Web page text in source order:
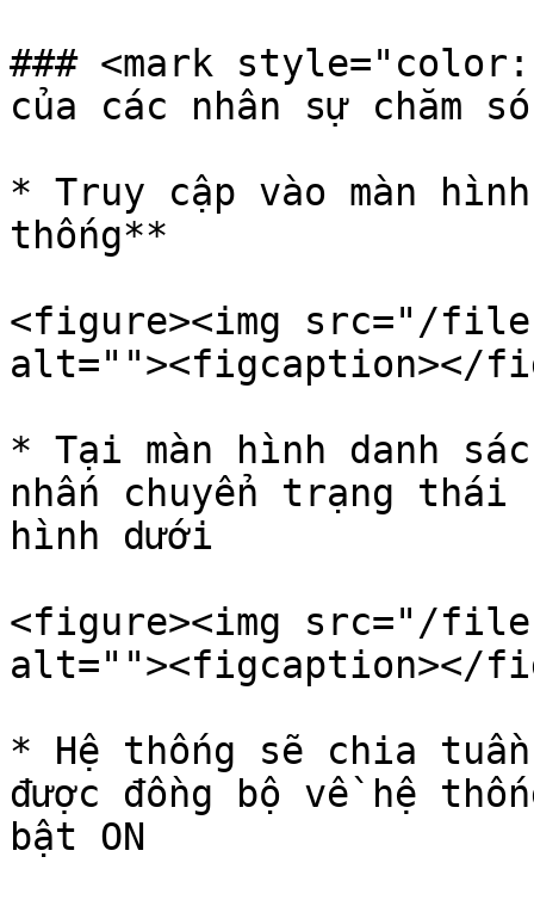
### <mark
của các nhân sự chăm
* Truy cập vào màn
thống**
<figure><img src="/files/
alt=""><figcaption></
* Tại màn hình danh
nhấn chuyển trạng thái
hình dưới
<figure><img src="/files/
alt=""><figcaption></
* Hệ thống sẽ chia
được đồng bộ về hệ
bật ON